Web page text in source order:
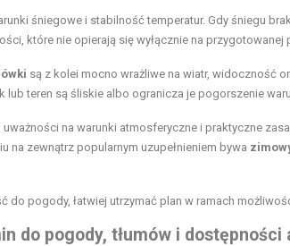
śniegowe i stabilność temperatur. Gdy śniegu
które nie opierają się wyłącznie na przygotowanej
są z kolei mocno wrażliwe na wiatr, widoczność
lub teren są śliskie albo ogranicza je pogorszenie
na warunki atmosferyczne i praktyczne
na zewnątrz popularnym uzupełnieniem bywa
do pogody, łatwiej utrzymać plan w ramach
do pogody, tłumów i dostępności